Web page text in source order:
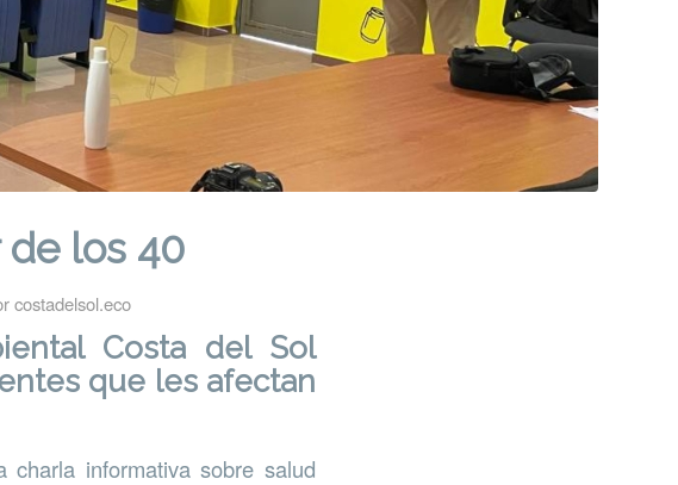
los 40
costadelsol.eco
Costa del Sol
que les afectan
charla informativa sobre salud